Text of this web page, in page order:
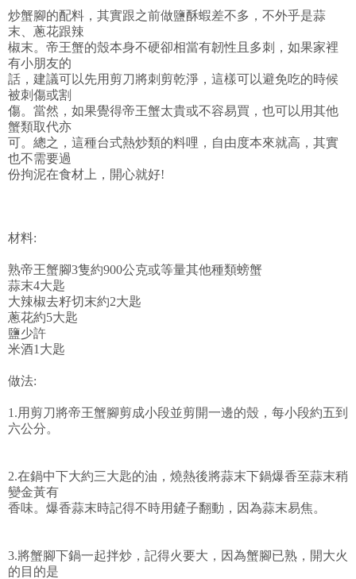
炒蟹腳的配料，其實跟之前做鹽酥蝦差不多，不外乎是蒜
末、蔥花跟辣
椒末。帝王蟹的殼本身不硬卻相當有韌性且多刺，如果家裡
有小朋友的
話，建議可以先用剪刀將刺剪乾淨，這樣可以避免吃的時候
被刺傷或割
傷。當然，如果覺得帝王蟹太貴或不容易買，也可以用其他
蟹類取代亦
可。總之，這種台式熱炒類的料哩，自由度本來就高，其實
也不需要過
份拘泥在食材上，開心就好!
材料:
熟帝王蟹腳3隻約900公克或等量其他種類螃蟹
蒜末4大匙
大辣椒去籽切末約2大匙
蔥花約5大匙
鹽少許
米酒1大匙
做法:
1.用剪刀將帝王蟹腳剪成小段並剪開一邊的殼，每小段約五到
六公分。
2.在鍋中下大約三大匙的油，燒熱後將蒜末下鍋爆香至蒜末稍
變金黃有
香味。爆香蒜末時記得不時用鏟子翻動，因為蒜末易焦。
3.將蟹腳下鍋一起拌炒，記得火要大，因為蟹腳已熟，開大火
的目的是